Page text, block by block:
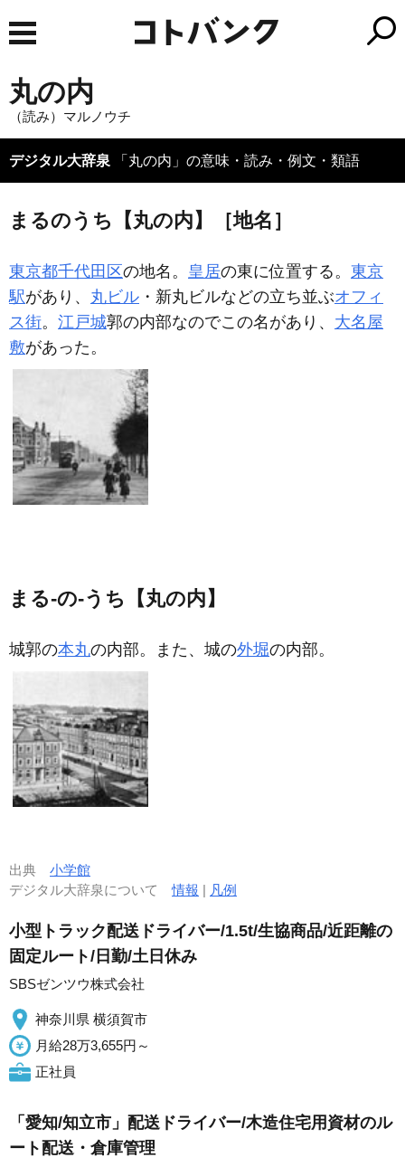
丸の内
（読み）マルノウチ
デジタル大辞泉 「丸の内」の意味・読み・例文・類語
まるのうち【丸の内】［地名］
東京都千代田区の地名。 皇居の東に位置する。 東京
駅があり、 丸ビル ・新丸ビルなどの立ち並ぶオフィ
ス街。 江戸城郭の内部なのでこの名があり、 大名屋
敷があった。
まる‐の‐うち【丸の内】
城郭の本丸の内部。また、城の外堀の内部。
出典 小学館
デジタル大辞泉について情報 | 凡例
小型トラック配送ドライバー/1.5t/生協商品/近距離の
固定ルート/日勤/土日休み
SBSゼンツウ株式会社
神奈川県 横須賀市
月給28万3,655円～
正社員
「愛知/知立市」配送ドライバー/木造住宅用資材のル
ート配送・倉庫管理